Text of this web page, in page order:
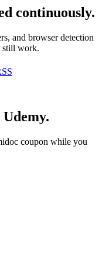
continuously.
and browser detection
still work.
coupon while you